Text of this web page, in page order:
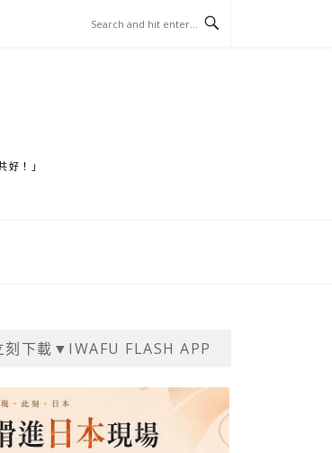
！」
刻下載▼IWAFU FLASH APP